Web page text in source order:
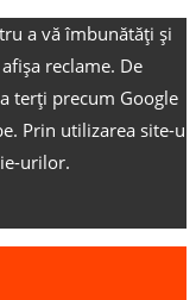
a vă îmbunătăți și
reclame. De
terți precum Google
Prin utilizarea site-
urilor.